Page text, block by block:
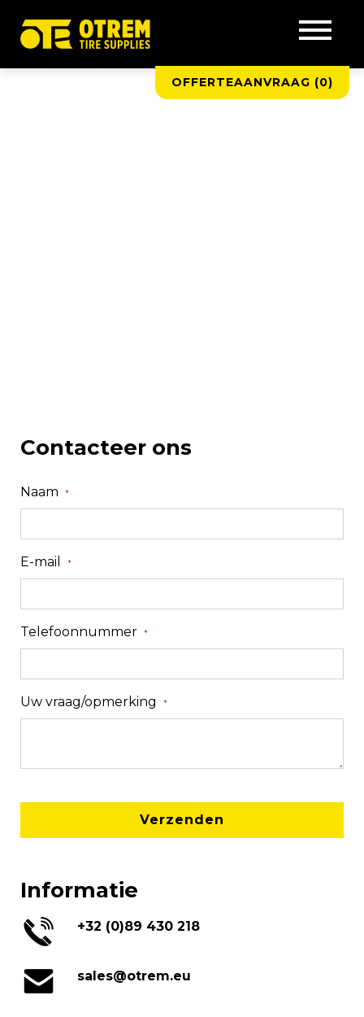
OFFERTEAANVRAAG (0)
Contacteer ons
Naam *
E-mail *
Telefoonnummer *
Uw vraag/opmerking *
Informatie
+32 (0)89 430 218
sales@otrem.eu